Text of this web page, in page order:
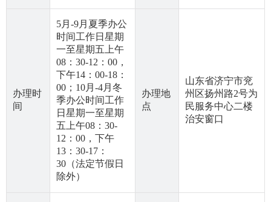
办理时
间
5月-9月夏季办公
时间工作日星期
一至星期五上午
08：30-12：00，
下午14：00-18：
00；10月-4月冬
季办公时间工作
日星期一至星期
五上午08：30-
12：00，下午
13：30-17：
30（法定节假日
除外）
办理地
点
山东省济宁市兖
州区扬州路2号为
民服务中心二楼
治安窗口